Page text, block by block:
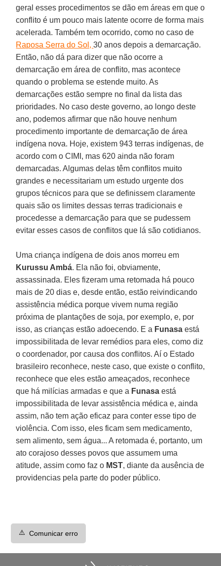
geral esses procedimentos se dão em áreas em que o
conflito é um pouco mais latente ocorre de forma mais
acelerada. Também tem ocorrido, como no caso de
Raposa Serra do Sol,30 anos depois a demarcação.
Então, não dá para dizer que não ocorre a
demarcação em área de conflito, mas acontece
quando o problema se estende muito. As
demarcações estão sempre no final da lista das
prioridades. No caso deste governo, ao longo deste
ano, podemos afirmar que não houve nenhum
procedimento importante de demarcação de área
indígena nova. Hoje, existem 943 terras indígenas, de
acordo com o CIMI, mas 620 ainda não foram
demarcadas. Algumas delas têm conflitos muito
grandes e necessitariam um estudo urgente dos
grupos técnicos para que se definissem claramente
quais são os limites dessas terras tradicionais e
procedesse a demarcação para que se pudessem
evitar esses casos de conflitos que lá são cotidianos.
Uma criança indígena de dois anos morreu em
Kurussu Ambá. Ela não foi, obviamente,
assassinada. Eles fizeram uma retomada há pouco
mais de 20 dias e, desde então, estão reivindicando
assistência médica porque vivem numa região
próxima de plantações de soja, por exemplo, e, por
isso, as crianças estão adoecendo. E a Funasa está
impossibilitada de levar remédios para eles, como diz
o coordenador, por causa dos conflitos. Aí o Estado
brasileiro reconhece, neste caso, que existe o conflito,
reconhece que eles estão ameaçados, reconhece
que há milícias armadas e que a Funasa está
impossibilitada de levar assistência médica e, ainda
assim, não tem ação eficaz para conter esse tipo de
violência. Com isso, eles ficam sem medicamento,
sem alimento, sem água... A retomada é, portanto, um
ato corajoso desses povos que assumem uma
atitude, assim como faz o MST, diante da ausência de
providencias pela parte do poder público.
⚠️ Comunicar erro